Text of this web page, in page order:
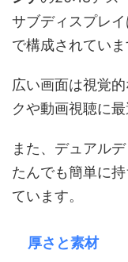
サブディスプレイ
で構成されていま
広い画面は視覚
クや動画視聴に
また、デュアル
たんでも簡単に
ています。
厚さと素材